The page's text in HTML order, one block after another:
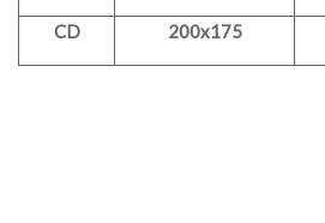
CD 200x175